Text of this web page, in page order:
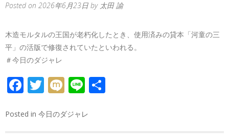
Posted on 2026年6月23日 by 太田 諭
木造モルタルの王国が老朽化したとき、使用済みの貸本「河童の三
平」の活版で修復されていたといわれる。
＃今日のダジャレ
FACEBOOK
TWITTER
MIXILINE
Posted in 今日のダジャレ